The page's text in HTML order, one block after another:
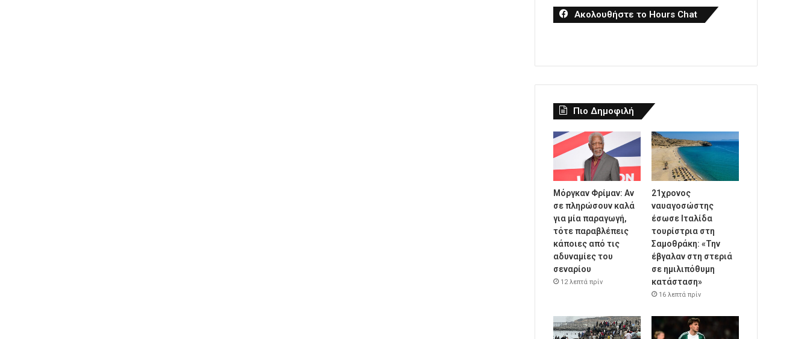
Ακολουθήστε το Hours Chat
Πιο Δημοφιλή
Μόργκαν Φρίμαν: Αν
σε πληρώσουν καλά
για μία παραγωγή,
τότε παραβλέπεις
κάποιες από τις
αδυναμίες του
σεναρίου
12 λεπτά πρίν
21χρονος
ναυαγοσώστης
έσωσε Ιταλίδα
τουρίστρια στη
Σαμοθράκη: «Την
έβγαλαν στη στεριά
σε ημιλιπόθυμη
κατάσταση»
16 λεπτά πρίν